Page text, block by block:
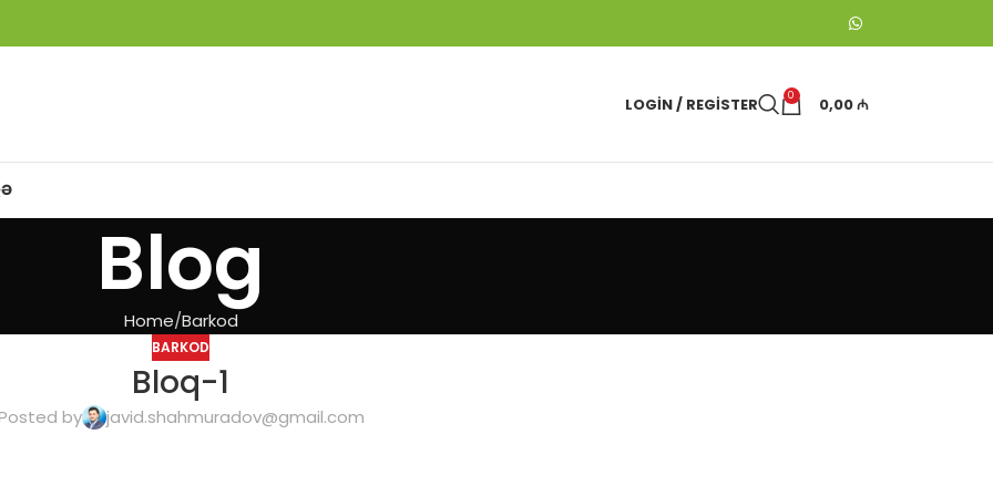
LOGIN / REGISTER 0 0,00₼
Blog
Home Barkod
BARKOD
Bloq-1
by javid.shahmuradov@gmail.com